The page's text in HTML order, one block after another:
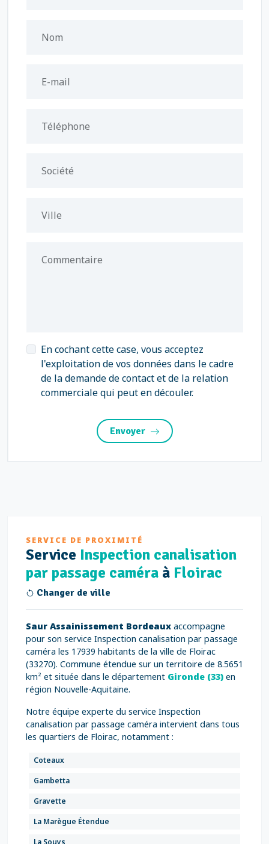
Nom
E-mail
Téléphone
Société
Ville
Commentaire
En cochant cette case, vous acceptez
l'exploitation de vos données dans le cadre
de la demande de contact et de la relation
commerciale qui peut en découler.
Envoyer
SERVICE DE PROXIMITÉ
Service Inspection canalisation
par passage caméra à Floirac
Changer de ville
Saur Assainissement Bordeaux accompagne
pour son service Inspection canalisation par passage
caméra les 17939 habitants de la ville de Floirac
(33270). Commune étendue sur un territoire de 8.5651
km² et située dans le département Gironde (33) en
région Nouvelle-Aquitaine.
Notre équipe experte du service Inspection
canalisation par passage caméra intervient dans tous
les quartiers de Floirac, notamment :
Coteaux
Gambetta
Gravette
La Marègue Étendue
La Souys